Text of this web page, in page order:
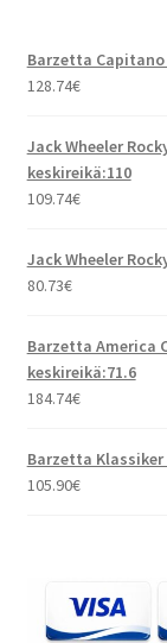
Barzetta Capitano
128.74€
Jack Wheeler
keskireikä:110
109.74€
Jack Wheeler
80.73€
Barzetta America
keskireikä:71.6
184.74€
Barzetta Klassiker
105.90€